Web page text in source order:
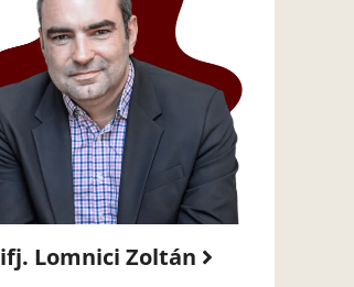
ifj. Lomnici Zoltán